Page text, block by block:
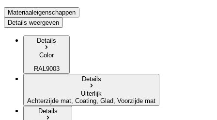
Materiaaleigenschappen
Details weergeven
Details
Color
RAL9003
Details
Uiterlijk
Achterzijde mat, Coating, Glad, Voorzijde mat
Details